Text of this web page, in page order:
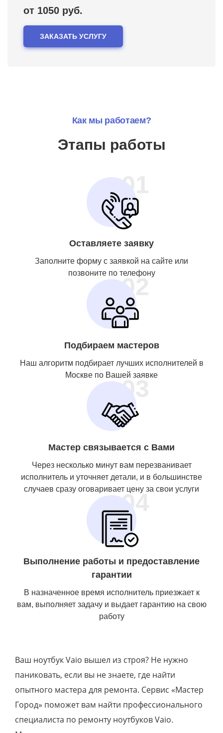
от 1050 руб.
ЗАКАЗАТЬ УСЛУГУ
Как мы работаем?
Этапы работы
01
Оставляете заявку
Заполните форму с заявкой на сайте или
позвоните по телефону
02
Подбираем мастеров
Наш алгоритм подбирает лучших исполнителей в
Москве по Вашей заявке
03
Мастер связывается с Вами
Через несколько минут вам перезванивает
исполнитель и уточняет детали, и в большинстве
случаев сразу оговаривает цену за свои услуги
04
Выполнение работы и предоставление
гарантии
В назначенное время исполнитель приезжает к
вам, выполняет задачу и выдает гарантию на свою
работу
Ваш ноутбук Vaio вышел из строя? Не нужно
паниковать, если вы не знаете, где найти
опытного мастера для ремонта. Сервис «Мастер
Город» поможет вам найти профессионального
специалиста по ремонту ноутбуков Vaio.